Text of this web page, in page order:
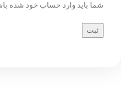
شما باید وارد حساب خود شده